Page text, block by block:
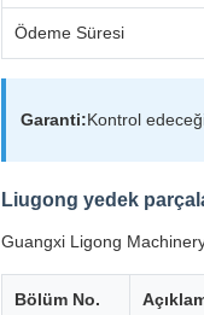
Ödeme Süresi
Garanti:Kontrol
Liugong yedek
Guangxi Ligong
Bölüm No.